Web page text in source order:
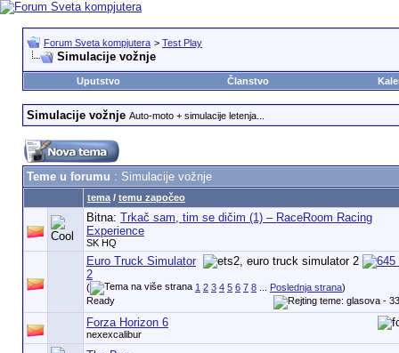
Forum Sveta kompjutera > Test Play
Simulacije vožnje
Uputstvo Članstvo
Simulacije vožnje Auto-moto + simulacije letenja...
Teme u forumu : Simulacije vožnje
tema/ temu započeo
Bitna: Trkač sam, tim se dičim (1) – RaceRoom Racing
Experience
SK HQ
Euro Truck Simulator
2
( 1 2 3 4 5 6 7 8... Poslednja strana)
Ready
Forza Horizon 6
nexexcalibur